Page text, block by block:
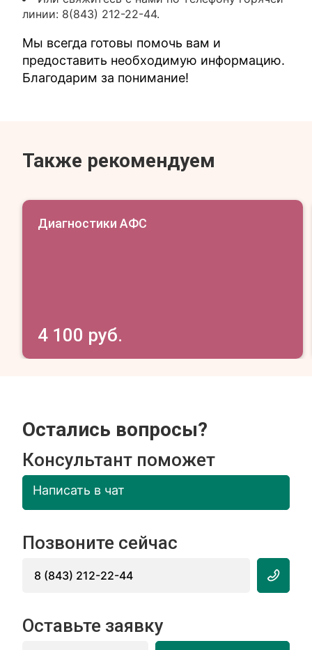
линии: 8(843) 212-22-44.
Мы всегда готовы помочь вам и
предоставить необходимую информацию.
Благодарим за понимание!
Также рекомендуем
Диагностики АФС
4 100 руб.
Остались вопросы?
Консультант поможет
Написать в чат
Позвоните сейчас
8 (843) 212-22-44
Оставьте заявку